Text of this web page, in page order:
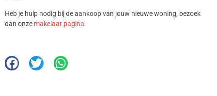
Heb je hulp nodig bij de aankoop van jouw nieuwe woning, bezoek
dan onze makelaar pagina.